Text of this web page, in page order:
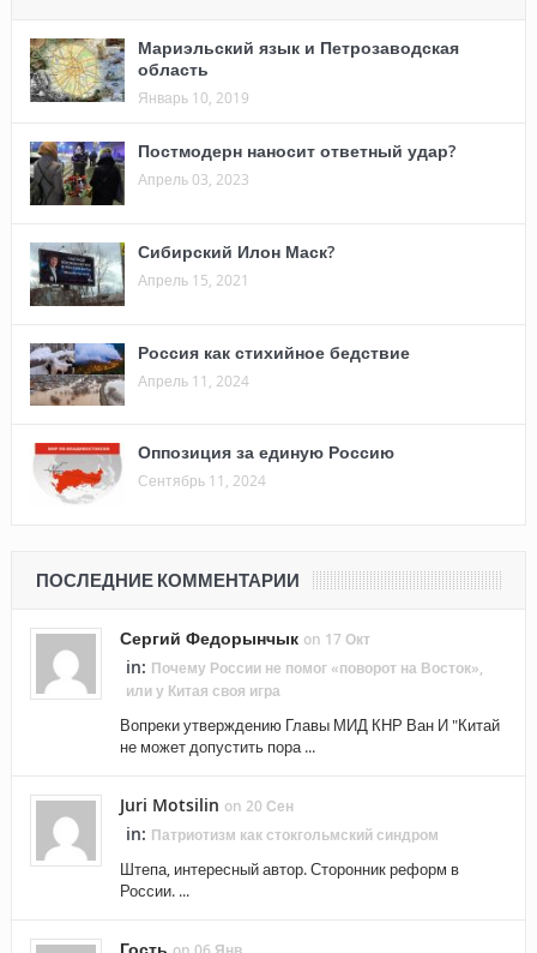
Мариэльский язык и Петрозаводская
область
Январь 10, 2019
Постмодерн наносит ответный удар?
Апрель 03, 2023
Сибирский Илон Маск?
Апрель 15, 2021
Россия как стихийное бедствие
Апрель 11, 2024
Оппозиция за единую Россию
Сентябрь 11, 2024
ПОСЛЕДНИЕ КОММЕНТАРИИ
Сергий Федорынчык on 17 Окт
in: Почему России не помог «поворот на Восток»,
или у Китая своя игра
Вопреки утверждению Главы МИД КНР Ван И "Китай
не может допустить пора ...
Juri Motsilin on 20 Сен
in: Патриотизм как стокгольмский синдром
Штепа, интересный автор. Сторонник реформ в
России. ...